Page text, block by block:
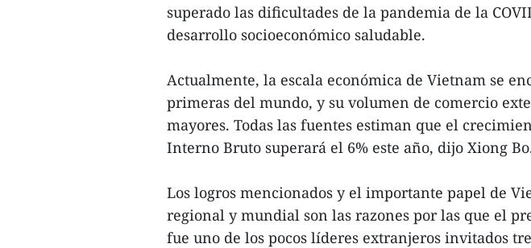
superado las dificultades de la pandemia de la
desarrollo socioeconómico saludable.
Actualmente, la escala económica de Vietnam se
primeras del mundo, y su volumen de comercio
mayores. Todas las fuentes estiman que el
Interno Bruto superará el 6% este año, dijo Xiong
Los logros mencionados y el importante papel de
regional y mundial son las razones por las que el
fue uno de los pocos líderes extranjeros invitados